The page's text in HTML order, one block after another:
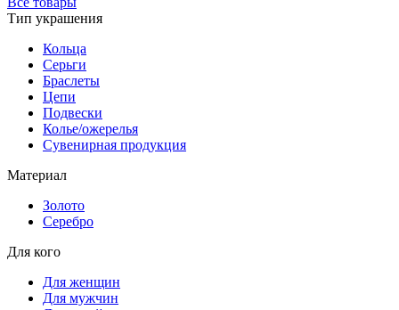
Тип украшения
Кольца
Серьги
Браслеты
Цепи
Подвески
Колье/ожерелья
Сувенирная продукция
Материал
Золото
Серебро
Для кого
Для женщин
Для мужчин